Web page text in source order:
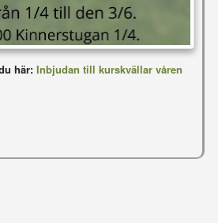
här: Inbjudan till kurskvällar våren